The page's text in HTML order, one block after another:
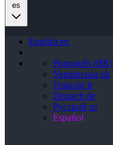
es
English en
Português (BR)
Українська uk
Français fr
Deutsch de
Русский ru
Español